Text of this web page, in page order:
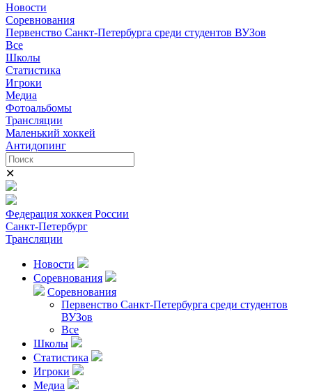
Новости
Соревнования
Первенство Санкт-Петербурга среди студентов ВУЗов
Все
Школы
Статистика
Игроки
Медиа
Фотоальбомы
Трансляции
Маленький хоккей
Антидопинг
✕
Федерация хоккея России
Санкт-Петербург
Трансляции
Новости
Соревнования
Соревнования
Первенство Санкт-Петербурга среди студентов
ВУЗов
Все
Школы
Статистика
Игроки
Медиа